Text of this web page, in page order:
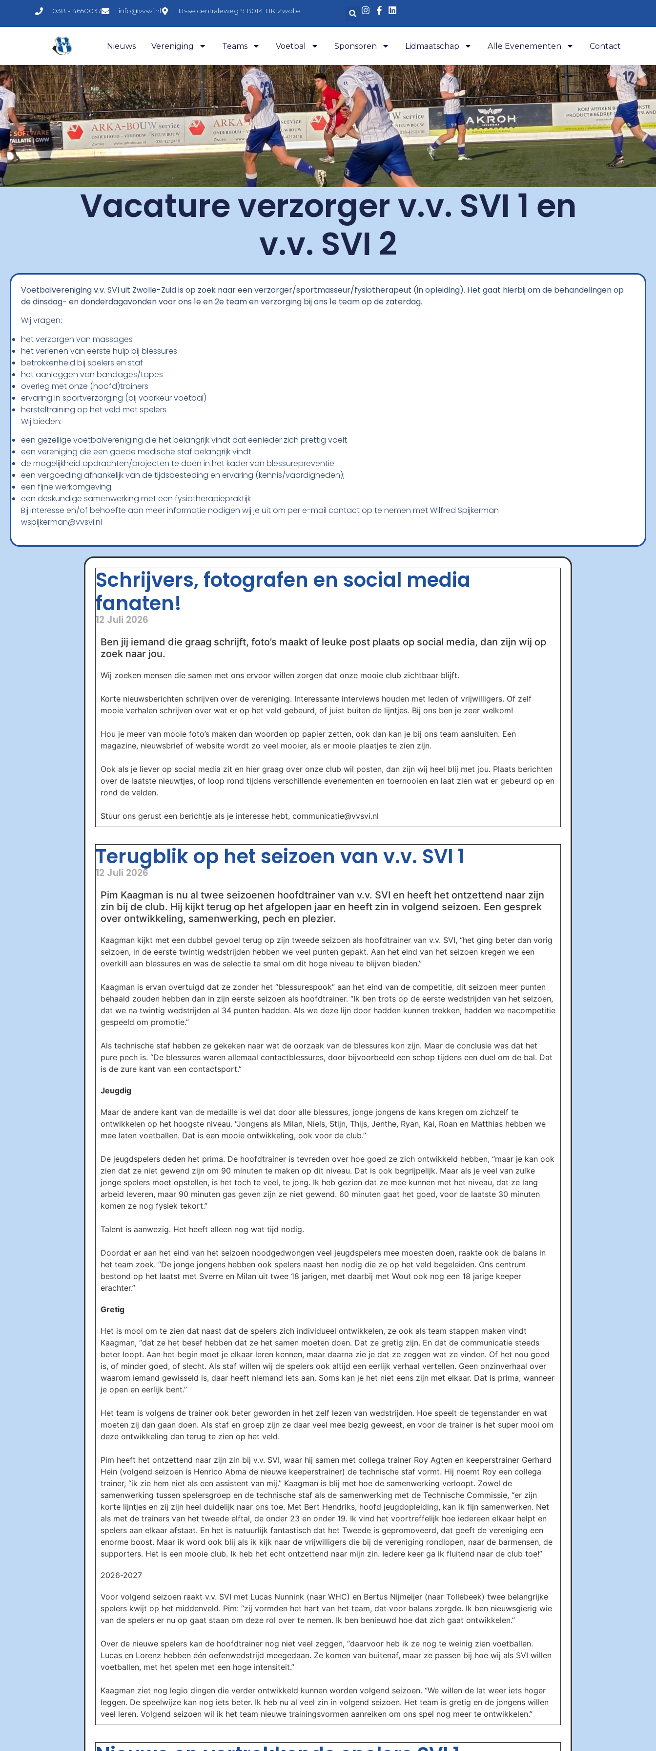
038 - 4650037 info@vvsvi.nl IJsselcentraleweg 9 8014 BK Zwolle
Nieuws Vereniging Teams Voetbal Sponsoren Lidmaatschap Alle Evenementen Contact
Vacature verzorger v.v. SVI 1 en
v.v. SVI 2
Voetbalvereniging v.v. SVI uit Zwolle-Zuid is op zoek naar een verzorger/sportmasseur/fysiotherapeut (in opleiding). Het gaat hierbij om de behandelingen op
de dinsdag- en donderdagavonden voor ons 1e en 2e team en verzorging bij ons 1e team op de zaterdag.
Wij vragen:
het verzorgen van massages
het verlenen van eerste hulp bij blessures
betrokkenheid bij spelers en staf
het aanleggen van bandages/tapes
overleg met onze (hoofd)trainers
ervaring in sportverzorging (bij voorkeur voetbal)
hersteltraining op het veld met spelers
Wij bieden:
een gezellige voetbalvereniging die het belangrijk vindt dat eenieder zich prettig voelt
een vereniging die een goede medische staf belangrijk vindt
de mogelijkheid opdrachten/projecten te doen in het kader van blessurepreventie
een vergoeding afhankelijk van de tijdsbesteding en ervaring (kennis/vaardigheden);
een fijne werkomgeving
een deskundige samenwerking met een fysiotherapiepraktijk
Bij interesse en/of behoefte aan meer informatie nodigen wij je uit om per e-mail contact op te nemen met Wilfred Spijkerman
wspijkerman@vvsvi.nl
Schrijvers, fotografen en social media
fanaten!
12 Juli 2026
Ben jij iemand die graag schrijft, foto’s maakt of leuke post plaats op social media, dan zijn wij op
zoek naar jou.
Wij zoeken mensen die samen met ons ervoor willen zorgen dat onze mooie club zichtbaar blijft.
Korte nieuwsberichten schrijven over de vereniging. Interessante interviews houden met leden of vrijwilligers. Of zelf
mooie verhalen schrijven over wat er op het veld gebeurd, of juist buiten de lijntjes. Bij ons ben je zeer welkom!
Hou je meer van mooie foto’s maken dan woorden op papier zetten, ook dan kan je bij ons team aansluiten. Een
magazine, nieuwsbrief of website wordt zo veel mooier, als er mooie plaatjes te zien zijn.
Ook als je liever op social media zit en hier graag over onze club wil posten, dan zijn wij heel blij met jou. Plaats berichten
over de laatste nieuwtjes, of loop rond tijdens verschillende evenementen en toernooien en laat zien wat er gebeurd op en
rond de velden.
Stuur ons gerust een berichtje als je interesse hebt, communicatie@vvsvi.nl
Terugblik op het seizoen van v.v. SVI 1
12 Juli 2026
Pim Kaagman is nu al twee seizoenen hoofdtrainer van v.v. SVI en heeft het ontzettend naar zijn
zin bij de club. Hij kijkt terug op het afgelopen jaar en heeft zin in volgend seizoen. Een gesprek
over ontwikkeling, samenwerking, pech en plezier.
Kaagman kijkt met een dubbel gevoel terug op zijn tweede seizoen als hoofdtrainer van v.v. SVI, “het ging beter dan vorig
seizoen, in de eerste twintig wedstrijden hebben we veel punten gepakt. Aan het eind van het seizoen kregen we een
overkill aan blessures en was de selectie te smal om dit hoge niveau te blijven bieden.”
Kaagman is ervan overtuigd dat ze zonder het “blessurespook” aan het eind van de competitie, dit seizoen meer punten
behaald zouden hebben dan in zijn eerste seizoen als hoofdtrainer. “Ik ben trots op de eerste wedstrijden van het seizoen,
dat we na twintig wedstrijden al 34 punten hadden. Als we deze lijn door hadden kunnen trekken, hadden we nacompetitie
gespeeld om promotie.”
Als technische staf hebben ze gekeken naar wat de oorzaak van de blessures kon zijn. Maar de conclusie was dat het
pure pech is. “De blessures waren allemaal contactblessures, door bijvoorbeeld een schop tijdens een duel om de bal. Dat
is de zure kant van een contactsport.”
Jeugdig
Maar de andere kant van de medaille is wel dat door alle blessures, jonge jongens de kans kregen om zichzelf te
ontwikkelen op het hoogste niveau. “Jongens als Milan, Niels, Stijn, Thijs, Jenthe, Ryan, Kai, Roan en Matthias hebben we
mee laten voetballen. Dat is een mooie ontwikkeling, ook voor de club.”
De jeugdspelers deden het prima. De hoofdtrainer is tevreden over hoe goed ze zich ontwikkeld hebben, “maar je kan ook
zien dat ze niet gewend zijn om 90 minuten te maken op dit niveau. Dat is ook begrijpelijk. Maar als je veel van zulke
jonge spelers moet opstellen, is het toch te veel, te jong. Ik heb gezien dat ze mee kunnen met het niveau, dat ze lang
arbeid leveren, maar 90 minuten gas geven zijn ze niet gewend. 60 minuten gaat het goed, voor de laatste 30 minuten
komen ze nog fysiek tekort.”
Talent is aanwezig. Het heeft alleen nog wat tijd nodig.
Doordat er aan het eind van het seizoen noodgedwongen veel jeugdspelers mee moesten doen, raakte ook de balans in
het team zoek. “De jonge jongens hebben ook spelers naast hen nodig die ze op het veld begeleiden. Ons centrum
bestond op het laatst met Sverre en Milan uit twee 18 jarigen, met daarbij met Wout ook nog een 18 jarige keeper
erachter.”
Gretig
Het is mooi om te zien dat naast dat de spelers zich individueel ontwikkelen, ze ook als team stappen maken vindt
Kaagman, “dat ze het besef hebben dat ze het samen moeten doen. Dat ze gretig zijn. En dat de communicatie steeds
beter loopt. Aan het begin moet je elkaar leren kennen, maar daarna zie je dat ze zeggen wat ze vinden. Of het nou goed
is, of minder goed, of slecht. Als staf willen wij de spelers ook altijd een eerlijk verhaal vertellen. Geen onzinverhaal over
waarom iemand gewisseld is, daar heeft niemand iets aan. Soms kan je het niet eens zijn met elkaar. Dat is prima, wanneer
je open en eerlijk bent.”
Het team is volgens de trainer ook beter geworden in het zelf lezen van wedstrijden. Hoe speelt de tegenstander en wat
moeten zij dan gaan doen. Als staf en groep zijn ze daar veel mee bezig geweest, en voor de trainer is het super mooi om
deze ontwikkeling dan terug te zien op het veld.
Pim heeft het ontzettend naar zijn zin bij v.v. SVI, waar hij samen met collega trainer Roy Agten en keeperstrainer Gerhard
Hein (volgend seizoen is Henrico Abma de nieuwe keeperstrainer) de technische staf vormt. Hij noemt Roy een collega
trainer, “ik zie hem niet als een assistent van mij.” Kaagman is blij met hoe de samenwerking verloopt. Zowel de
samenwerking tussen spelersgroep en de technische staf als de samenwerking met de Technische Commissie, “er zijn
korte lijntjes en zij zijn heel duidelijk naar ons toe. Met Bert Hendriks, hoofd jeugdopleiding, kan ik fijn samenwerken. Net
als met de trainers van het tweede elftal, de onder 23 en onder 19. Ik vind het voortreffelijk hoe iedereen elkaar helpt en
spelers aan elkaar afstaat. En het is natuurlijk fantastisch dat het Tweede is gepromoveerd, dat geeft de vereniging een
enorme boost. Maar ik word ook blij als ik kijk naar de vrijwilligers die bij de vereniging rondlopen, naar de barmensen, de
supporters. Het is een mooie club. Ik heb het echt ontzettend naar mijn zin. Iedere keer ga ik fluitend naar de club toe!”
2026-2027
Voor volgend seizoen raakt v.v. SVI met Lucas Nunnink (naar WHC) en Bertus Nijmeijer (naar Tollebeek) twee belangrijke
spelers kwijt op het middenveld. Pim: “zij vormden het hart van het team, dat voor balans zorgde. Ik ben nieuwsgierig wie
van de spelers er nu op gaat staan om deze rol over te nemen. Ik ben benieuwd hoe dat zich gaat ontwikkelen.”
Over de nieuwe spelers kan de hoofdtrainer nog niet veel zeggen, “daarvoor heb ik ze nog te weinig zien voetballen.
Lucas en Lorenz hebben één oefenwedstrijd meegedaan. Ze komen van buitenaf, maar ze passen bij hoe wij als SVI willen
voetballen, met het spelen met een hoge intensiteit.”
Kaagman ziet nog legio dingen die verder ontwikkeld kunnen worden volgend seizoen. “We willen de lat weer iets hoger
leggen. De speelwijze kan nog iets beter. Ik heb nu al veel zin in volgend seizoen. Het team is gretig en de jongens willen
veel leren. Volgend seizoen wil ik het team nieuwe trainingsvormen aanreiken om ons spel nog meer te ontwikkelen.”